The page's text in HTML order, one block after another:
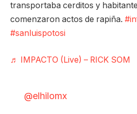
transportaba cerditos y
comenzaron actos de rapiña.
#sanluispotosi
♬ IMPACTO (Live) – RICK SOM
@elhilomx